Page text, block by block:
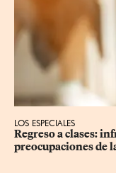
LOS ESPECIALES
Regreso a clases:
preocupaciones de